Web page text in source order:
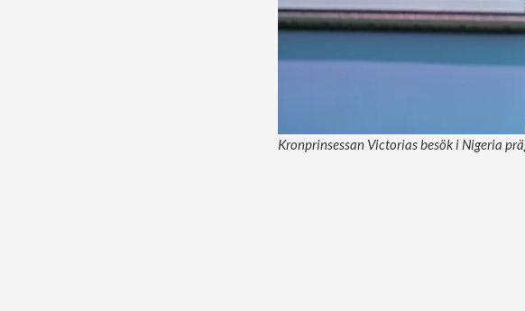
Kronprinsessan Victorias besök i Nigeria